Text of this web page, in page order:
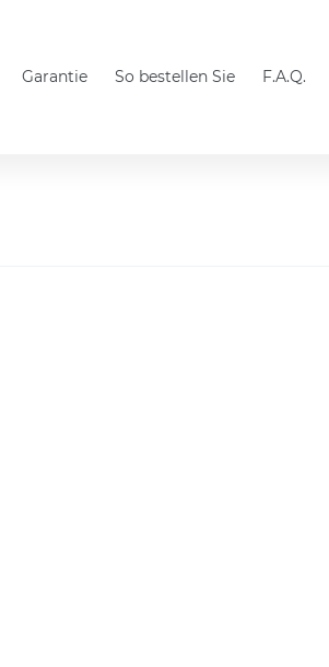
Garantie So bestellen Sie F.A.Q.